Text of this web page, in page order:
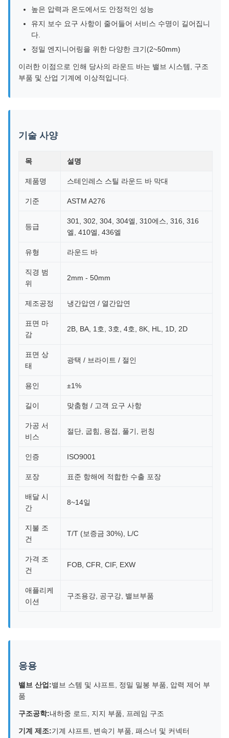
높은 압력과 온도에서도 안정적인 성능
유지 보수 요구 사항이 줄어들어 서비스 수명이 길어집니
다.
정밀 엔지니어링을 위한 다양한 크기(2~50mm)
이러한 이점으로 인해 당사의 라운드 바는 밸브 시스템, 구조
부품 및 산업 기계에 이상적입니다.
기술 사양
목 설명
제품명 스테인레스 스틸 라운드 바 막대
기준 ASTM A276
등급
301, 302, 304, 304엘, 310에스, 316, 316
엘, 410엘, 436엘
유형 라운드 바
직경 범
위
2mm - 50mm
제조공정 냉간압연 / 열간압연
표면 마
감
2B, BA, 1호, 3호, 4호, 8K, HL, 1D, 2D
표면 상
태
광택 / 브라이트 / 절인
용인 ±1%
길이 맞춤형 / 고객 요구 사항
가공 서
비스
절단, 굽힘, 용접, 풀기, 펀칭
인증 ISO9001
포장 표준 항해에 적합한 수출 포장
배달 시
간
8~14일
지불 조
건
T/T (보증금 30%), L/C
가격 조
건
FOB, CFR, CIF, EXW
애플리케
이션
구조용강, 공구강, 밸브부품
응용
밸브 산업:밸브 스템 및 샤프트, 정밀 밀봉 부품, 압력 제어 부
품
구조공학:내하중 로드, 지지 부품, 프레임 구조
기계 제조:기계 샤프트, 변속기 부품, 패스너 및 커넥터